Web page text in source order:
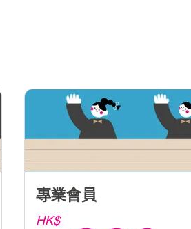
專業會員
HK$